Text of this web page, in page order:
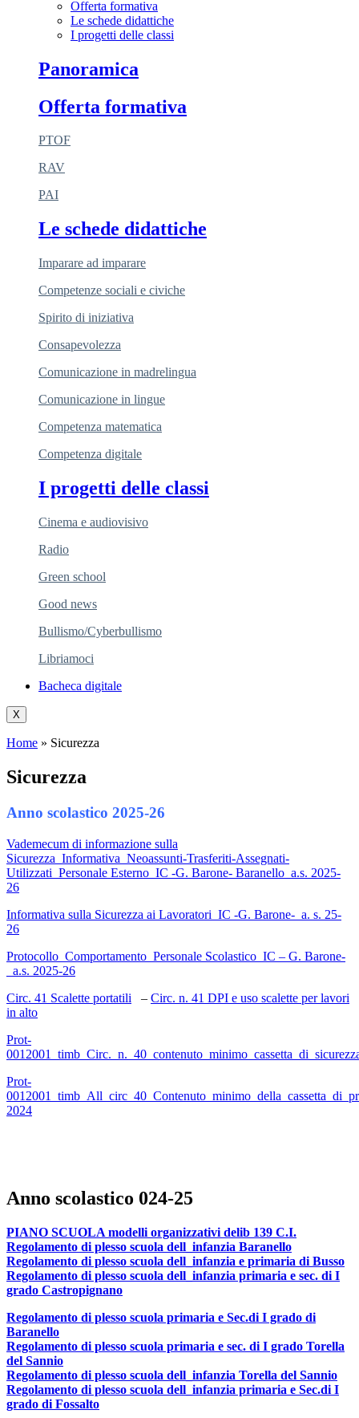
Offerta formativa
Le schede didattiche
I progetti delle classi
Panoramica
Offerta formativa
PTOF
RAV
PAI
Le schede didattiche
Imparare ad imparare
Competenze sociali e civiche
Spirito di iniziativa
Consapevolezza
Comunicazione in madrelingua
Comunicazione in lingue
Competenza matematica
Competenza digitale
I progetti delle classi
Cinema e audiovisivo
Radio
Green school
Good news
Bullismo/Cyberbullismo
Libriamoci
Bacheca digitale
X
Home » Sicurezza
Sicurezza
Anno scolastico 2025-26
Vademecum di informazione sulla
Sicurezza_Informativa_Neoassunti-Trasferiti-Assegnati-
Utilizzati_Personale Esterno_IC -G. Barone- Baranello_a.s. 2025-
26
Informativa sulla Sicurezza ai Lavoratori_IC -G. Barone-_a. s. 25-
26
Protocollo_Comportamento_Personale Scolastico_IC – G. Barone-
_a.s. 2025-26
Circ. 41 Scalette portatili – Circ. n. 41 DPI e uso scalette per lavori
in alto
Prot-
Prot-
2024
Anno scolastico 024-25
PIANO SCUOLA modelli organizzativi delib 139 C.I.
Regolamento di plesso scuola dell_infanzia Baranello
Regolamento di plesso scuola dell_infanzia e primaria di Busso
Regolamento di plesso scuola dell_infanzia primaria e sec. di I
grado Castropignano
Regolamento di plesso scuola primaria e Sec.di I grado di
Baranello
Regolamento di plesso scuola primaria e sec. di I grado Torella
del Sannio
Regolamento di plesso scuola dell_infanzia Torella del Sannio
Regolamento di plesso scuola dell_infanzia primaria e Sec.di I
grado di Fossalto